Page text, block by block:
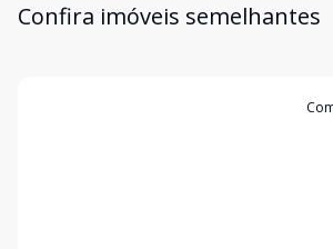
Confira imóveis semelhantes